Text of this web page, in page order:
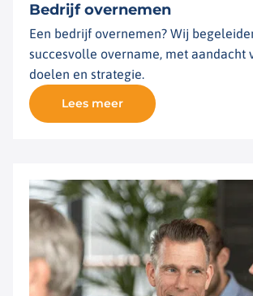
Bedrijf overnemen
Een bedrijf overnemen? Wij
succesvolle overname, met aandacht
doelen en strategie.
Lees meer